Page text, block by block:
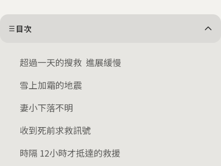
目次
超過一天的搜救 進展緩慢
雪上加霜的地震
妻小下落不明
收到死前求救訊號
時隔 12小時才抵達的救援